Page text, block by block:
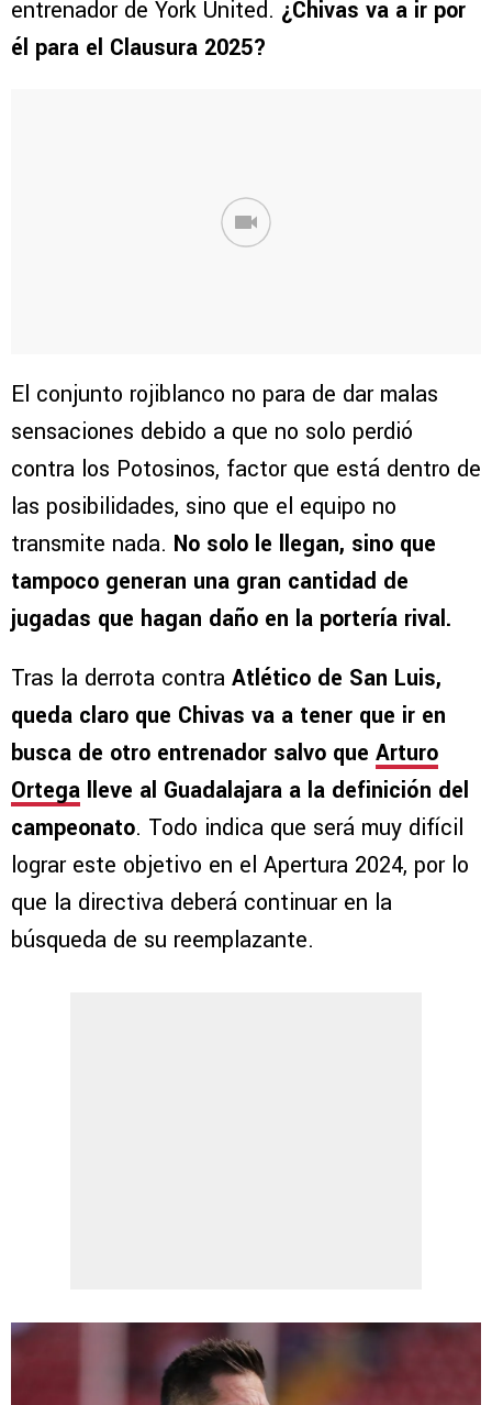
entrenador de York United. ¿Chivas va a ir por
él para el Clausura 2025?
El conjunto rojiblanco no para de dar malas
sensaciones debido a que no solo perdió
contra los Potosinos, factor que está dentro de
las posibilidades, sino que el equipo no
transmite nada. No solo le llegan, sino que
tampoco generan una gran cantidad de
jugadas que hagan daño en la portería rival.
Tras la derrota contra Atlético de San Luis,
queda claro que Chivas va a tener que ir en
busca de otro entrenador salvo que Arturo
Ortega lleve al Guadalajara a la definición del
campeonato. Todo indica que será muy difícil
lograr este objetivo en el Apertura 2024, por lo
que la directiva deberá continuar en la
búsqueda de su reemplazante.